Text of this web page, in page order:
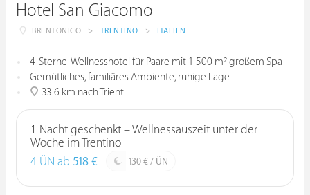
Hotel San Giacomo
BRENTONICO > TRENTINO > ITALIEN
4-Sterne-Wellnesshotel für Paare mit 1 500 m² großem Spa
Gemütliches, familiäres Ambiente, ruhige Lage
33.6 km nach Trient
1 Nacht geschenkt – Wellnessauszeit unter der
Woche im Trentino
4 ÜN ab 518 € 130 € / ÜN